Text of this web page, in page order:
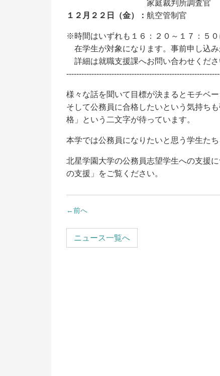
家庭裁判所調査
１２月２２日（金）： 航空管制
※時間はいずれも１６：２０～１７：５０
在学生が対象になります。事前申し込み
詳細は就職支援課へお問い合わせくださ
様々な話を聞いて目標が決まるとモチベー
そして公務員に合格したいという気持ち
格」という二文字が待っています。
本学では公務員になりたいと思う学生た
北星学園大学の公務員志望学生への支援に
の支援」をご覧ください。
←前へ
ニュース一覧へ